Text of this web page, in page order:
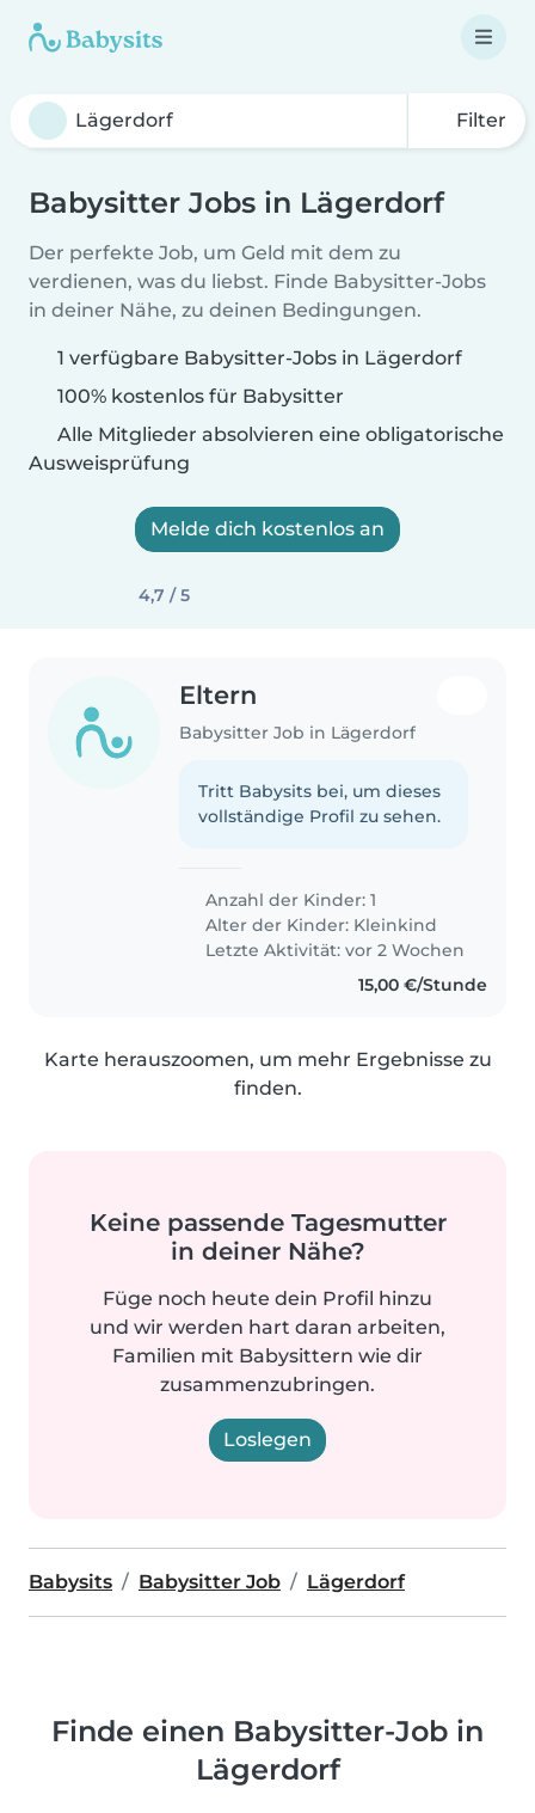
Filter
Babysitter Jobs in Lägerdorf
Der perfekte Job, um Geld mit dem zu
verdienen, was du liebst. Finde Babysitter-Jobs
in deiner Nähe, zu deinen Bedingungen.
1 verfügbare Babysitter-Jobs in Lägerdorf
100% kostenlos für Babysitter
Alle Mitglieder absolvieren eine obligatorische
Ausweisprüfung
Melde dich kostenlos an
4,7 / 5
Eltern
Babysitter Job in Lägerdorf
Tritt Babysits bei, um dieses
vollständige Profil zu sehen.
Anzahl der Kinder: 1
Alter der Kinder: Kleinkind
Letzte Aktivität: vor 2 Wochen
15,00 €/Stunde
Karte herauszoomen, um mehr Ergebnisse zu
finden.
Keine passende Tagesmutter
in deiner Nähe?
Füge noch heute dein Profil hinzu
und wir werden hart daran arbeiten,
Familien mit Babysittern wie dir
zusammenzubringen.
Loslegen
Babysits Babysitter Job Lägerdorf
Finde einen Babysitter-Job in
Lägerdorf